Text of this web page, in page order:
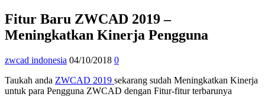
Fitur Baru ZWCAD 2019 –
Meningkatkan Kinerja Pengguna
zwcad indonesia 04/10/2018 0
Taukah anda ZWCAD 2019 sekarang sudah Meningkatkan Kinerja
untuk para Pengguna ZWCAD dengan Fitur-fitur terbarunya